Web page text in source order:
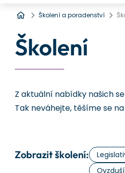
Úvod
Školení a poradenství
Školení
Z aktuální nabídky našich
Tak neváhejte, těšíme se na
Zobrazit školení:
Ovzduší